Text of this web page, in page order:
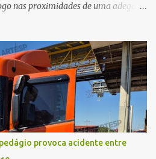
nas proximidades de uma adega. O
e se estendido para a área
armados passaram a efetuar
morreram ainda no local. Outras
socorridas. Até o momento, não
oficiais sobre o estado de saúde dos
de Santa Gertrudes atenderam a
para o trabalho da perícia. Até a
havia sido preso. A Polícia
provoca acidente entre